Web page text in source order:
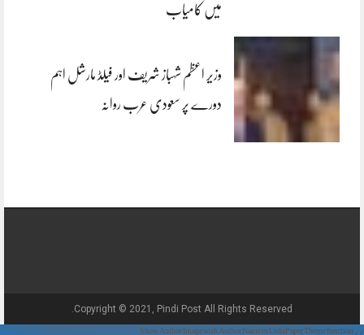
میں کامیاب
وزیر اعظم شہباز شریف اور فیلڈ مارشل اہم
دورے پر سعودی عرب روانہ
Copyright © 2021, Pindi Post All Rights Reserved.
// Show Author Image with Author Name in UrduPaper Theme function